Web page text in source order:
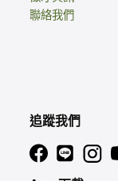
聯絡我們
追蹤我們